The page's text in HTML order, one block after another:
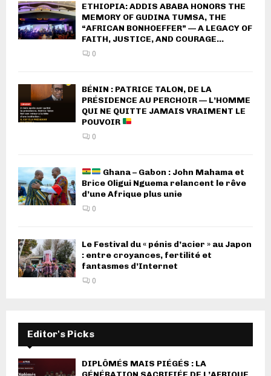
ETHIOPIA: ADDIS ABABA HONORS THE
MEMORY OF GUDINA TUMSA, THE
“AFRICAN BONHOEFFER” — A LEGACY OF
FAITH, JUSTICE, AND COURAGE...
0
BÉNIN : PATRICE TALON, DE LA
PRÉSIDENCE AU PERCHOIR — L’HOMME
QUI NE QUITTE JAMAIS VRAIMENT LE
POUVOIR
0
Ghana – Gabon : John Mahama et
Brice Oligui Nguema relancent le rêve
d’une Afrique plus unie
0
Le Festival du « pénis d’acier » au Japon
: entre croyances, fertilité et
fantasmes d’Internet
0
Editor's Picks
DIPLÔMÉS MAIS PIÉGÉS : LA